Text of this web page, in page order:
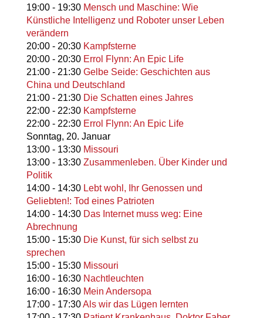
19:00- 19:30 Mensch und Maschine: Wie
Künstliche Intelligenz und Roboter unser Leben
verändern
20:00- 20:30 Kampfsterne
20:00- 20:30 Errol Flynn: An Epic Life
21:00- 21:30 Gelbe Seide: Geschichten aus
China und Deutschland
21:00- 21:30 Die Schatten eines Jahres
22:00- 22:30 Kampfsterne
22:00- 22:30 Errol Flynn: An Epic Life
Sonntag, 20. Januar
13:00- 13:30 Missouri
13:00- 13:30 Zusammenleben. Über Kinder und
Politik
14:00- 14:30 Lebt wohl, Ihr Genossen und
Geliebten!: Tod eines Patrioten
14:00- 14:30 Das Internet muss weg: Eine
Abrechnung
15:00- 15:30 Die Kunst, für sich selbst zu
sprechen
15:00- 15:30 Missouri
16:00- 16:30 Nachtleuchten
16:00- 16:30 Mein Andersopa
17:00- 17:30Als wir das Lügen lernten